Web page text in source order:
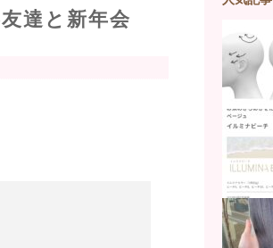
達と新年会